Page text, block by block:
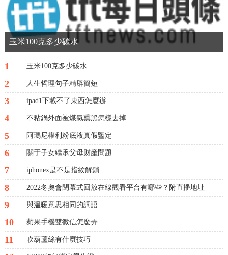
玉米100克多少碳水
1 玉米100克多少碳水
2 人生哲理句子精辟簡短
3 ipad1下載不了東西怎麼辦
4 不粘鍋外面被煤氣熏黑怎樣去掉
5 阿瑪尼權利粉底液真假鑒定
6 關于子女繼承父母财産問題
7 iphonex是不是指紋解鎖
8 2022冬奧會閉幕式回放在線觀看平台有哪些？附直播地址
9 與溫暖意思相同的詞語
10 蘋果手機雙微信怎麼弄
11 吹葫蘆絲有什麼技巧